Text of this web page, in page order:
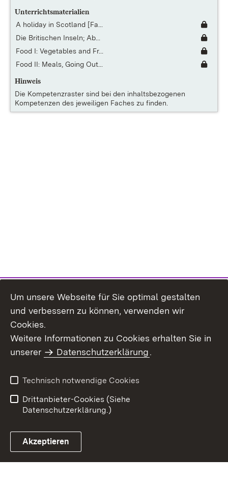
Unterrichtsmaterialien
A holiday in Scotland [Fa...
Die Britischen Inseln; Ab...
Food I: Vegetables and Fr...
Food II: Meals, Going Out...
Hinweis
Die Kompetenzraster sind bei den inhaltsbezogenen
Kompetenzen des jeweiligen Faches zu finden.
Um unsere Webseite für Sie optimal gestalten
und verbessern zu können, verwenden wir
Cookies.
Weitere Informationen zu Cookies erhalten Sie in
unserer
Datenschutzerklärung.
Technisch notwendige Cookies
Drittanbieter-Cookies (Siehe
Datenschutzerklärung.)
Akzeptieren